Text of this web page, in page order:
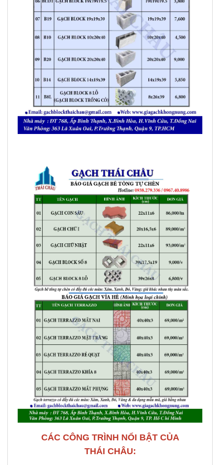
CÁC CÔNG TRÌNH NỔI BẬT CỦA
THÁI CHÂU: